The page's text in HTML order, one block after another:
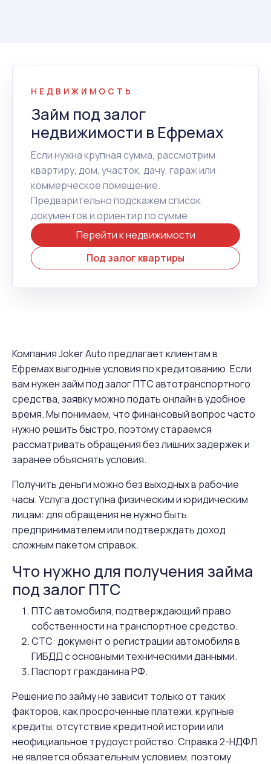
НЕДВИЖИМОСТЬ
Займ под залог
недвижимости в Ефремах
Если нужна крупная сумма, рассмотрим
квартиру, дом, участок, дачу, гараж или
коммерческое помещение.
Предварительно подскажем список
документов и ориентир по сумме.
Перейти к недвижимости
Под залог квартиры
Компания Joker Auto предлагает клиентам в
Ефремах выгодные условия по кредитованию. Если
вам нужен займ под залог ПТС автотранспортного
средства, заявку можно подать онлайн в удобное
время. Мы понимаем, что финансовый вопрос часто
нужно решить быстро, поэтому стараемся
рассматривать обращения без лишних задержек и
заранее объяснять условия.
Получить деньги можно без выходных в рабочие
часы. Услуга доступна физическим и юридическим
лицам: для обращения не нужно быть
предпринимателем или подтверждать доход
сложным пакетом справок.
Что нужно для получения займа
под залог ПТС
ПТС автомобиля, подтверждающий право
собственности на транспортное средство.
СТС: документ о регистрации автомобиля в
ГИБДД с основными техническими данными.
Паспорт гражданина РФ.
Решение по займу не зависит только от таких
факторов, как просроченные платежи, крупные
кредиты, отсутствие кредитной истории или
неофициальное трудоустройство. Справка 2-НДФЛ
не является обязательным условием, поэтому